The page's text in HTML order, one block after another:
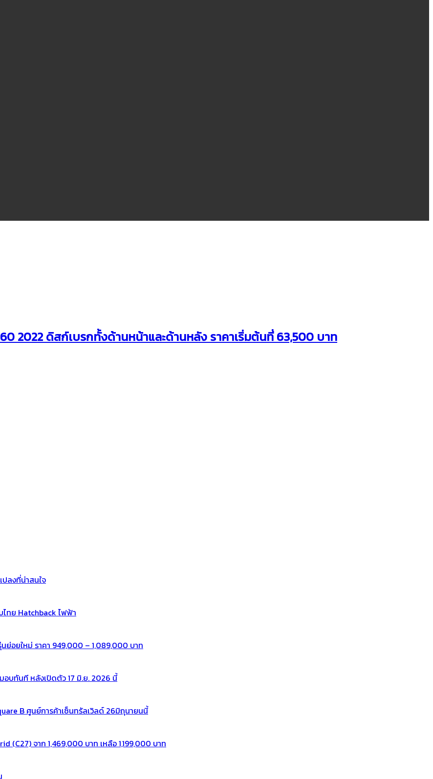
2022 ดิสก์เบรกทั้งด้านหน้าและด้านหลัง ราคาเริ่มต้นที่ 63,500 บาท
ปลงที่น่าสนใจ
ทย Hatchback ไฟฟ้า
นย่อยใหม่ ราคา 949,000 – 1,089,000 บาท
อบทันที หลังเปิดตัว 17 มิ.ย. 2026 นี้
B ศูนย์การค้าเซ็นทรัลเวิลด์ 26มิถุนายนนี้
(C27) จาก 1,469,000 บาท เหลือ 1,199,000 บาท